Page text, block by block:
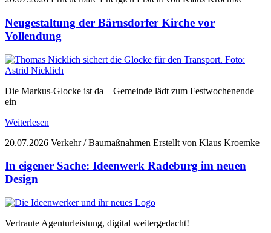
Neugestaltung der Bärnsdorfer Kirche vor
Vollendung
Die Markus-Glocke ist da – Gemeinde lädt zum Festwochenende
ein
Weiterlesen
20.07.2026 Verkehr / Baumaßnahmen Erstellt von Klaus Kroemke
In eigener Sache: Ideenwerk Radeburg im neuen
Design
Vertraute Agenturleistung, digital weitergedacht!